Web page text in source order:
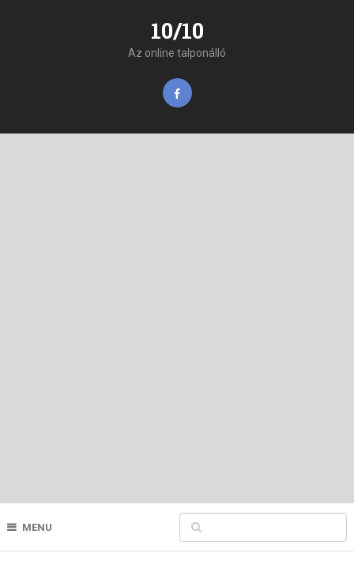
10/10
Az online talponálló
MENU